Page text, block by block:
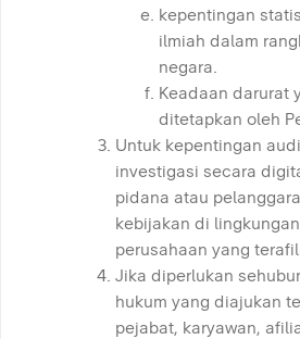
kepentingan
ilmiah dalam
negara.
Keadaan darurat
ditetapkan oleh
Untuk kepentingan
investigasi secara
pidana atau
kebijakan di
perusahaan yang
Jika diperlukan
hukum yang diajukan
pejabat, karyawan,